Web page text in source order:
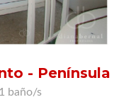
- Península
1 baño/s